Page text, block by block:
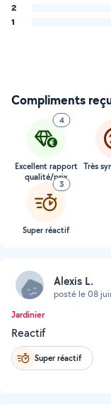
2
1
Compliments
4
Excellent rapport
qualité/prix
Très
3
Super réactif
Alexis L.
posté le 08
Jardinier
Reactif
Super réactif